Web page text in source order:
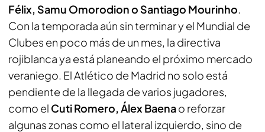
Félix, Samu Omorodion o Santiago Mourinho.
Con la temporada aún sin terminar y el Mundial de
Clubes en poco más de un mes, la directiva
rojiblanca ya está planeando el próximo mercado
veraniego. El Atlético de Madrid no solo está
pendiente de la llegada de varios jugadores,
como el Cuti Romero, Álex Baenao reforzar
algunas zonas como el lateral izquierdo, sino de